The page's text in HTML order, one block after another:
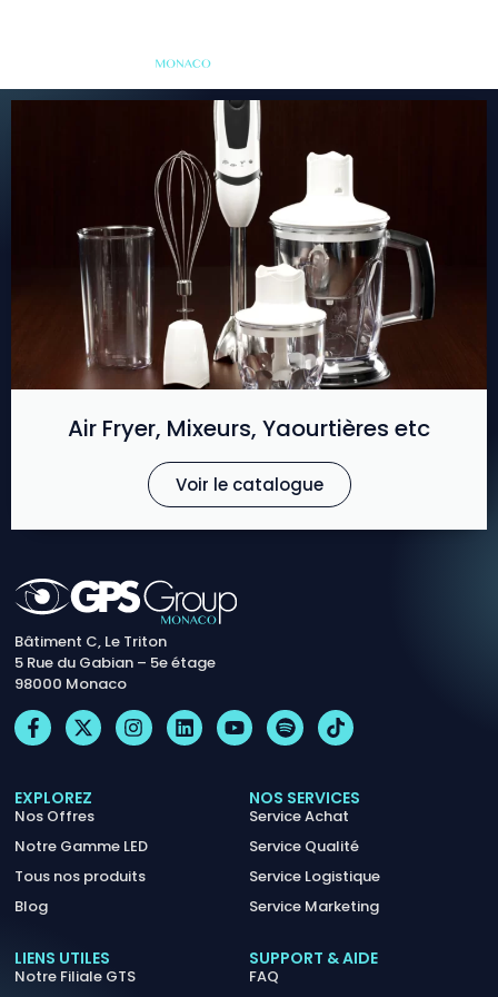
Air Fryer, Mixeurs, Yaourtières etc
Voir le catalogue
Bâtiment C, Le Triton
5 Rue du Gabian – 5e étage
98000 Monaco
EXPLOREZ
Nos Offres
Notre Gamme LED
Tous nos produits
Blog
NOS SERVICES
Service Achat
Service Qualité
Service Logistique
Service Marketing
LIENS UTILES
Notre Filiale GTS
SUPPORT & AIDE
FAQ